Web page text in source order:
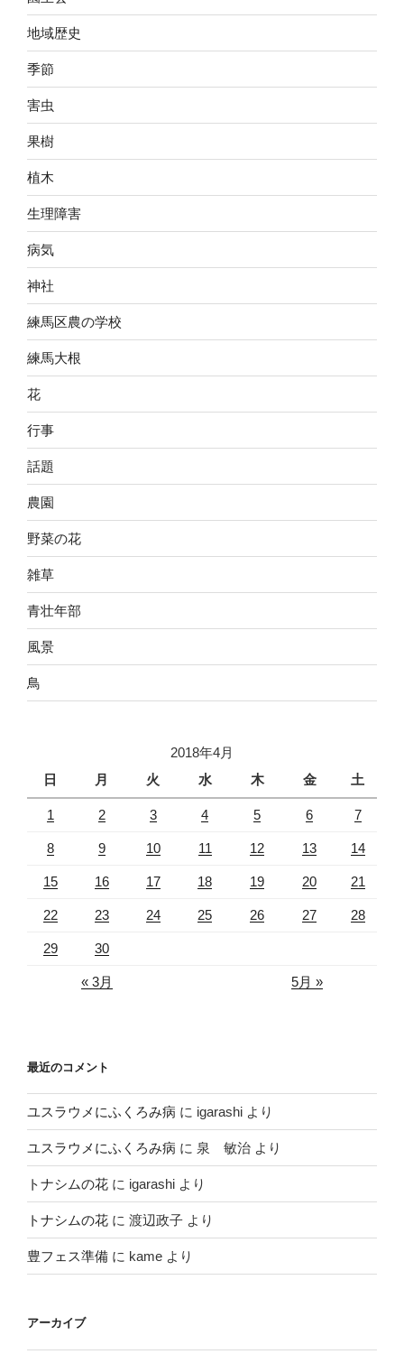
地域歴史
季節
害虫
果樹
植木
生理障害
病気
神社
練馬区農の学校
練馬大根
花
行事
話題
農園
野菜の花
雑草
青壮年部
風景
鳥
2018年4月
日
月 火 水 木 金 土
1 2 3 4 5 6 7
8 9 10 11 12 13 14
15 16 17 18 19 20 21
22 23 24 25 26 27 28
29 30
« 3月 5月 »
最近のコメント
ユスラウメにふくろみ病 に igarashi より
ユスラウメにふくろみ病 に 泉 敏治 より
トナシムの花 に igarashi より
トナシムの花 に 渡辺政子 より
豊フェス準備 に kame より
アーカイブ